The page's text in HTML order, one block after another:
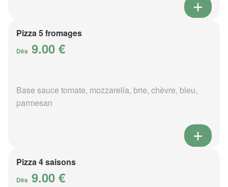
Pizza 5 fromages
Dès 9.00 €
Base sauce tomate, mozzarella, brie, chèvre, bleu,
parmesan
Pizza 4 saisons
Dès 9.00 €